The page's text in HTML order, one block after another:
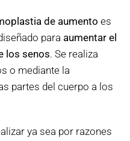
de aumento es
para aumentar el
los senos. Se realiza
o mediante la
partes del cuerpo a los
ya sea por razones